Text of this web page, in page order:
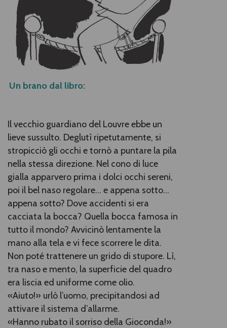
Un brano dal libro:
Il vecchio guardiano del Louvre ebbe un
lieve sussulto. Deglutì ripetutamente, si
stropicciò gli occhi e tornò a puntare la pila
nella stessa direzione. Nel cono di luce
gialla apparvero prima i dolci occhi sereni,
poi il bel naso regolare... e appena sotto...
appena sotto? Dove accidenti si era
cacciata la bocca? Quella bocca famosa in
tutto il mondo? Avvicinò lentamente la
mano alla tela e vi fece scorrere le dita.
Non poté trattenere un grido di stupore. Lì,
tra naso e mento, la superficie del quadro
era liscia ed uniforme come olio.
«Aiuto!» urlò l’uomo, precipitandosi ad
attivare il sistema d’allarme.
«Hanno rubato il sorriso della Gioconda!»